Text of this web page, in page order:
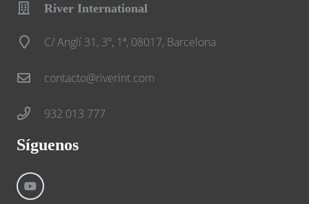
River International
C/ Anglí 31, 3º, 1ª, 08017, Barcelona
contacto@riverint.com
932 013 777
Síguenos